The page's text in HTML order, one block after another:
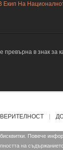
На
в знак за
Повече
на